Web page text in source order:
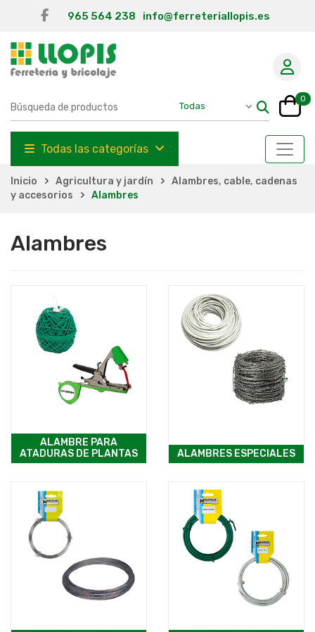
965 564 238 info@ferreteriallopis.es
0
Todas las categorías
Inicio Agricultura y jardín
Alambres, cable, cadenas
y accesorios
Alambres
Alambres
ALAMBRE PARA
ATADURAS DE PLANTAS
ALAMBRES ESPECIALES